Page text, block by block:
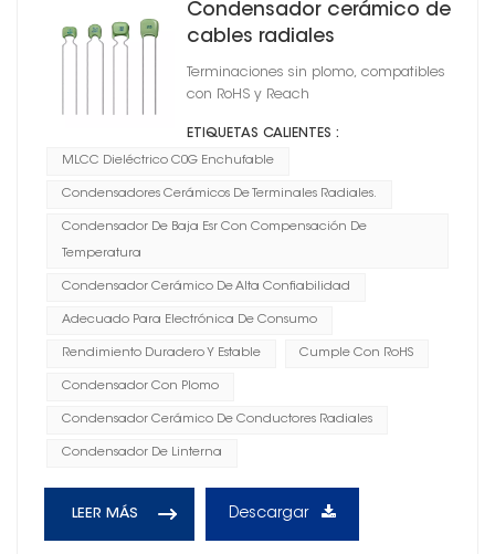
Condensador cerámico de
cables radiales
Terminaciones sin plomo, compatibles
con RoHS y Reach
ETIQUETAS CALIENTES :
MLCC Dieléctrico C0G Enchufable
Condensadores Cerámicos De Terminales Radiales.
Condensador De Baja Esr Con Compensación De
Temperatura
Condensador Cerámico De Alta Confiabilidad
Adecuado Para Electrónica De Consumo
Rendimiento Duradero Y Estable Cumple Con RoHS
Condensador Con Plomo
Condensador Cerámico De Conductores Radiales
Condensador De Linterna
LEER MÁS Descargar